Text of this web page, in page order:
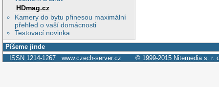
HDmag.cz
Kamery do bytu přinesou maximální
přehled o vaší domácnosti
Testovací novinka
Píšeme jinde
ISSN 1214-1267 www.czech-server.cz © 1999-2015 Nitemedia s. r.